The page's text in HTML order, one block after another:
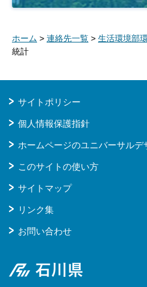
ホーム > 連絡先一覧 > 生活環境部
統計
サイトポリシー
個人情報保護指針
ホームページのユニバーサルデ
このサイトの使い方
サイトマップ
リンク集
お問い合わせ
石川県